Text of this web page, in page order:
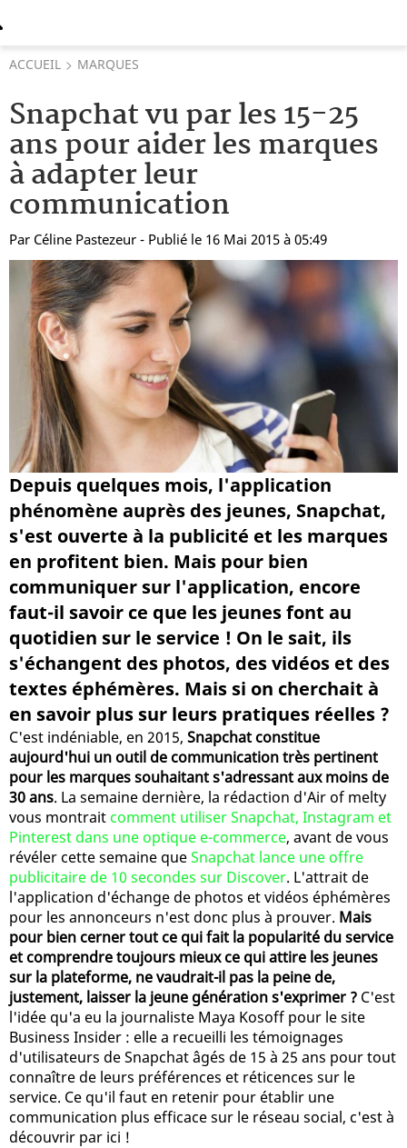
ACCUEIL MARQUES
Snapchat vu par les 15-25
ans pour aider les marques
à adapter leur
communication
Par Céline Pastezeur - Publié le 16 Mai 2015 à 05:49
Depuis quelques mois, l'application
phénomène auprès des jeunes, Snapchat,
s'est ouverte à la publicité et les marques
en profitent bien. Mais pour bien
communiquer sur l'application, encore
faut-il savoir ce que les jeunes font au
quotidien sur le service ! On le sait, ils
s'échangent des photos, des vidéos et des
textes éphémères. Mais si on cherchait à
en savoir plus sur leurs pratiques réelles ?
C'est indéniable, en 2015, Snapchat constitue
aujourd'hui un outil de communication très pertinent
pour les marques souhaitant s'adressant aux moins de
30 ans. La semaine dernière, la rédaction d'Air of melty
vous montrait comment utiliser Snapchat, Instagram et
Pinterest dans une optique e-commerce, avant de vous
révéler cette semaine queSnapchat lance une offre
publicitaire de 10 secondes sur Discover. L'attrait de
l'application d'échange de photos et vidéos éphémères
pour les annonceurs n'est donc plus à prouver. Mais
pour bien cerner tout ce qui fait la popularité du service
et comprendre toujours mieux ce qui attire les jeunes
sur la plateforme, ne vaudrait-il pas la peine de,
justement, laisser la jeune génération s'exprimer ? C'est
l'idée qu'a eu la journaliste Maya Kosoff pour le site
Business Insider : elle a recueilli les témoignages
d'utilisateurs de Snapchat âgés de 15 à 25 ans pour tout
connaître de leurs préférences et réticences sur le
service. Ce qu'il faut en retenir pour établir une
communication plus efficace sur le réseau social, c'est à
découvrir par ici !